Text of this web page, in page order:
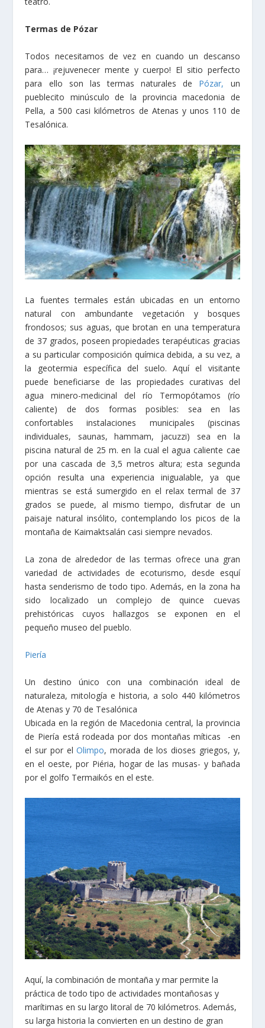
Termas de Pózar
Todos necesitamos de vez en cuando un descanso
para… ¡rejuvenecer mente y cuerpo! El sitio perfecto
para ello son las termas naturales de Pózar, un
pueblecito minúsculo de la provincia macedonia de
Pella, a 500 casi kilómetros de Atenas y unos 110 de
Tesalónica.
La fuentes termales están ubicadas en un entorno
natural con ambundante vegetación y bosques
frondosos; sus aguas, que brotan en una temperatura
de 37 grados, poseen propiedades terapéuticas gracias
a su particular composición química debida, a su vez, a
la geotermia específica del suelo. Aquí el visitante
puede beneficiarse de las propiedades curativas del
agua minero-medicinal del río Termopótamos (río
caliente) de dos formas posibles: sea en las
confortables instalaciones municipales (piscinas
individuales, saunas, hammam, jacuzzi) sea en la
piscina natural de 25 m. en la cual el agua caliente cae
por una cascada de 3,5 metros altura; esta segunda
opción resulta una experiencia inigualable, ya que
mientras se está sumergido en el relax termal de 37
grados se puede, al mismo tiempo, disfrutar de un
paisaje natural insólito, contemplando los picos de la
montaña de Kaimaktsalán casi siempre nevados.
La zona de alrededor de las termas ofrece una gran
variedad de actividades de ecoturismo, desde esquí
hasta senderismo de todo tipo. Además, en la zona ha
sido localizado un complejo de quince cuevas
prehistóricas cuyos hallazgos se exponen en el
pequeño museo del pueblo.
Piería
Un destino único con una combinación ideal de
naturaleza, mitología e historia, a solo 440 kilómetros
de Atenas y 70 de Tesalónica
Ubicada en la región de Macedonia central, la provincia
de Piería está rodeada por dos montañas míticas -en
el sur por elOlimpo, morada de los dioses griegos, y,
en el oeste, por Piéria, hogar de las musas- y bañada
por el golfo Termaikós en el este.
Aquí, la combinación de montaña y mar permite la
práctica de todo tipo de actividades montañosas y
marítimas en su largo litoral de 70 kilómetros. Además,
su larga historia la convierten en un destino de gran